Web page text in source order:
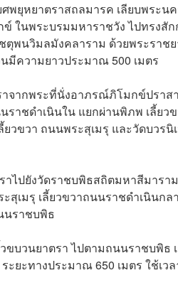
ยุหยาตราสถลมารค เลียบพระน
ในพระบรมมหาราชวัง ไปทรงสั
พนวิมลมังคลาราม ด้วยพระราช
มีความยาวประมาณ 500 เมตร
จากพระที่นั่งอาภรณ์ภิโมกข์ปราส
าชดำเนินใน แยกผ่านพิภพ เลี้ยว
ขวา ถนนพระสุเมรุ และวัดบวรนิ
าไปยังวัดราชบพิธสถิตมหาสีมาร
เมรุ เลี้ยวขวาถนนราชดำเนินก
นราชบพิธ
บวนยาตรา ไปตามถนนราชบพิธ
ะยะทางประมาณ 650 เมตร ใช้เว